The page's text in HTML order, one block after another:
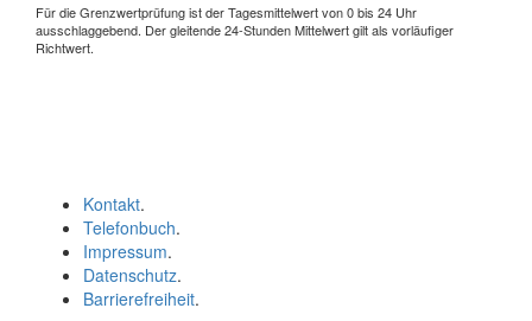
Für die Grenzwertprüfung ist der Tagesmittelwert von 0 bis 24 Uhr
ausschlaggebend. Der gleitende 24-Stunden Mittelwert gilt als vorläufiger
Richtwert.
Kontakt.
Telefonbuch.
Impressum.
Datenschutz.
Barrierefreiheit.